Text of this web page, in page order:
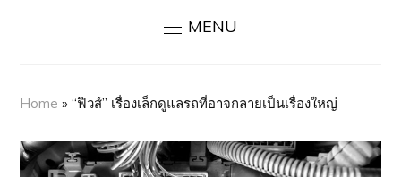
MENU
Home »“ฟิวส์” เรื่องเล็กดูแลรถที่อาจกลายเป็นเรื่องใหญ่